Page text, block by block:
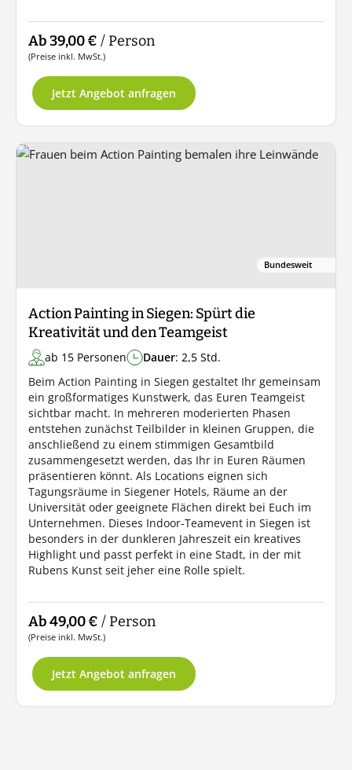
Ab 39,00 € / Person
(Preise inkl. MwSt.)
Jetzt Angebot anfragen
Bundesweit
Action Painting in Siegen: Spürt die
Kreativität und den Teamgeist
ab 15 Personen Dauer: 2,5 Std.
Beim Action Painting in Siegen gestaltet Ihr gemeinsam
ein großformatiges Kunstwerk, das Euren Teamgeist
sichtbar macht. In mehreren moderierten Phasen
entstehen zunächst Teilbilder in kleinen Gruppen, die
anschließend zu einem stimmigen Gesamtbild
zusammengesetzt werden, das Ihr in Euren Räumen
präsentieren könnt. Als Locations eignen sich
Tagungsräume in Siegener Hotels, Räume an der
Universität oder geeignete Flächen direkt bei Euch im
Unternehmen. Dieses Indoor-Teamevent in Siegen ist
besonders in der dunkleren Jahreszeit ein kreatives
Highlight und passt perfekt in eine Stadt, in der mit
Rubens Kunst seit jeher eine Rolle spielt.
Ab 49,00 € / Person
(Preise inkl. MwSt.)
Jetzt Angebot anfragen